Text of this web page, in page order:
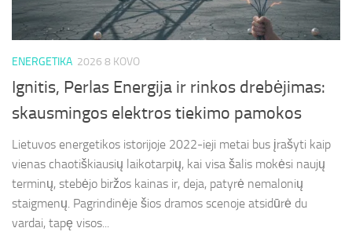
ENERGETIKA 2026 8 KOVO
Ignitis, Perlas Energija ir rinkos drebėjimas:
skausmingos elektros tiekimo pamokos
Lietuvos energetikos istorijoje 2022-ieji metai bus įrašyti kaip
vienas chaotiškiausių laikotarpių, kai visa šalis mokėsi naujų
terminų, stebėjo biržos kainas ir, deja, patyrė nemalonių
staigmenų. Pagrindinėje šios dramos scenoje atsidūrė du
vardai, tapę visos...